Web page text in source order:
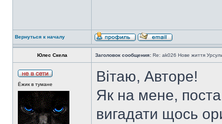
Вернуться к началу
Юлес Скела Заголовок сообщения: Re: ak026 Нове життя
Ёжик в тумане
Вітаю, Авторе!
Як на мене,
вигадати щось